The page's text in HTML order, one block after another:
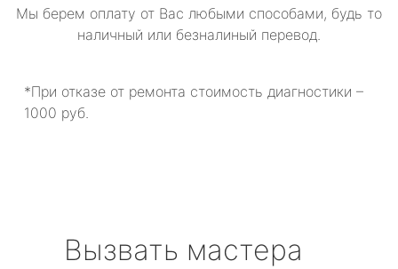
Мы берем оплату от Вас любыми способами, будь то
наличный или безналиный перевод.
*При отказе от ремонта стоимость диагностики –
1000 руб.
Вызвать мастера